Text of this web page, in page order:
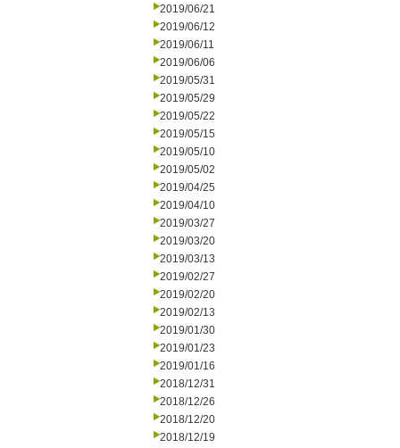
2019/06/21
2019/06/12
2019/06/11
2019/06/06
2019/05/31
2019/05/29
2019/05/22
2019/05/15
2019/05/10
2019/05/02
2019/04/25
2019/04/10
2019/03/27
2019/03/20
2019/03/13
2019/02/27
2019/02/20
2019/02/13
2019/01/30
2019/01/23
2019/01/16
2018/12/31
2018/12/26
2018/12/20
2018/12/19